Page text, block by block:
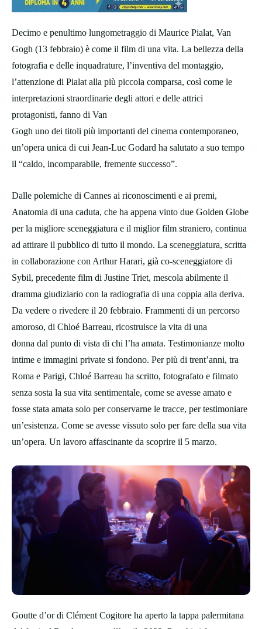
Decimo e penultimo lungometraggio di Maurice Pialat, Van
Gogh (13 febbraio) è come il film di una vita. La bellezza della
fotografia e delle inquadrature, l’inventiva del montaggio,
l’attenzione di Pialat alla più piccola comparsa, così come le
interpretazioni straordinarie degli attori e delle attrici
protagonisti, fanno di Van
Gogh uno dei titoli più importanti del cinema contemporaneo,
un’opera unica di cui Jean-Luc Godard ha salutato a suo tempo
il “caldo, incomparabile, fremente successo”.
Dalle polemiche di Cannes ai riconoscimenti e ai premi,
Anatomia di una caduta, che ha appena vinto due Golden Globe
per la migliore sceneggiatura e il miglior film straniero, continua
ad attirare il pubblico di tutto il mondo. La sceneggiatura, scritta
in collaborazione con Arthur Harari, già co-sceneggiatore di
Sybil, precedente film di Justine Triet, mescola abilmente il
dramma giudiziario con la radiografia di una coppia alla deriva.
Da vedere o rivedere il 20 febbraio. Frammenti di un percorso
amoroso, di Chloé Barreau, ricostruisce la vita di una
donna dal punto di vista di chi l’ha amata. Testimonianze molto
intime e immagini private si fondono. Per più di trent’anni, tra
Roma e Parigi, Chloé Barreau ha scritto, fotografato e filmato
senza sosta la sua vita sentimentale, come se avesse amato e
fosse stata amata solo per conservarne le tracce, per testimoniare
un’esistenza. Come se avesse vissuto solo per fare della sua vita
un’opera. Un lavoro affascinante da scoprire il 5 marzo.
Goutte d’or di Clément Cogitore ha aperto la tappa palermitana